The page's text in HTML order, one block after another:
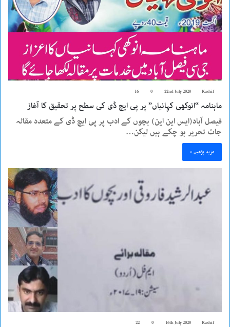
Kashif
22nd July 2020
0
16
ماہنامہ “انوکھی کہانیاں” پر پی ایچ ڈی کی سطح پر تحقیق کا آغاز
فیصل آباد(ایس این این) بچوں کے ادب پر پی ایچ ڈی کے متعدد مقالہ
جات تحریر ہو چکے ہیں لیکن…
مزید پڑھیں »
Kashif
16th July 2020
0
22